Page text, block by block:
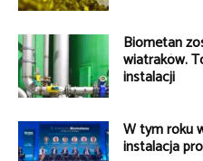
Biometan
wiatraków.
instalacji
W tym roku
instalacja